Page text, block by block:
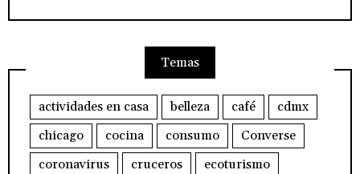
Temas
actividades en casa belleza café
cdmx
chicago
cocina consumo
Converse
coronavirus
cruceros
ecoturismo